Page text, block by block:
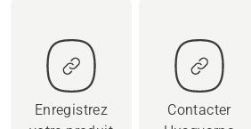
Enregistrez
Contacter